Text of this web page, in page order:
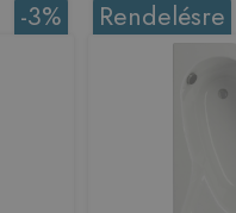
-3% Rendelésre